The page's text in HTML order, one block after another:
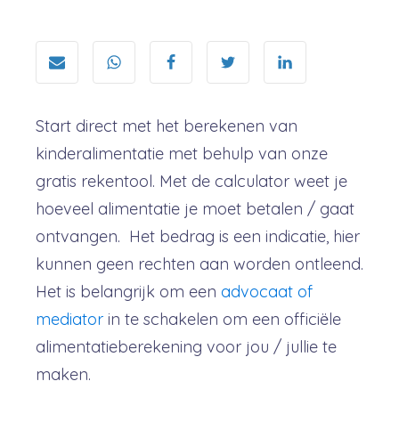
Start direct met het berekenen van
kinderalimentatie met behulp van onze
gratis rekentool. Met de calculator weet je
hoeveel alimentatie je moet betalen / gaat
ontvangen. Het bedrag is een indicatie, hier
kunnen geen rechten aan worden ontleend.
Het is belangrijk om een advocaat of
mediator in te schakelen om een officiële
alimentatieberekening voor jou / jullie te
maken.